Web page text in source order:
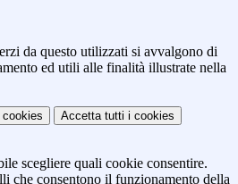
da questo utilizzati si avvalgono di
ed utili alle finalità illustrate nella
cookies Accetta tutti i cookies
scegliere quali cookie consentire.
che consentono il funzionamento della